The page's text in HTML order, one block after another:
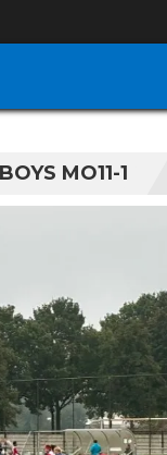
MO11-1